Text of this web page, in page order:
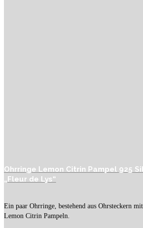
Ohrringe Lemon Citrin Pampel 925
„Fleur de Lys“
Ein paar Ohrringe, bestehend aus Ohrsteckern
Lemon Citrin Pampeln.